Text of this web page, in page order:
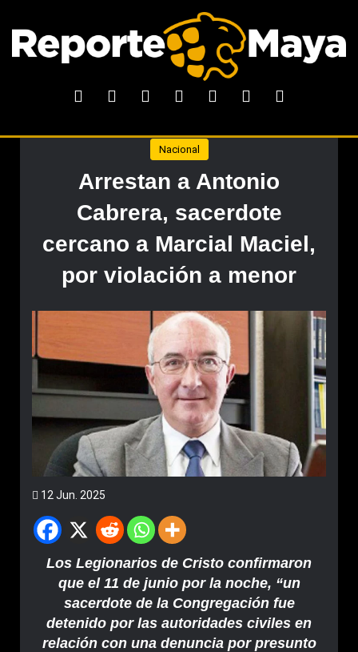
Nacional
Arrestan a Antonio
Cabrera, sacerdote
cercano a Marcial Maciel,
por violación a menor
12 Jun. 2025
Los Legionarios de Cristo confirmaron
que el 11 de junio por la noche, “un
sacerdote de la Congregación fue
detenido por las autoridades civiles en
relación con una denuncia por presunto